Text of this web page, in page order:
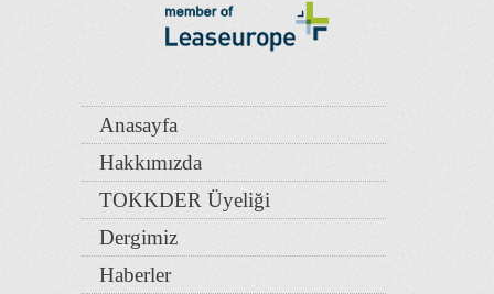
Anasayfa
Hakkımızda
TOKKDER Üyeliği
Dergimiz
Haberler